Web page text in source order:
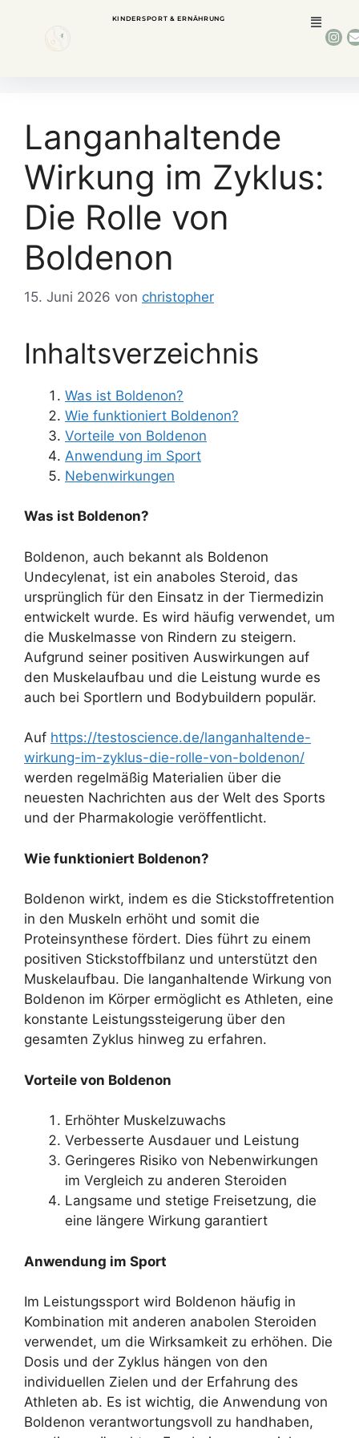
KINDERSPORT & ERNÄHRUNG
Langanhaltende
Wirkung im Zyklus:
Die Rolle von
Boldenon
15. Juni 2026 von christopher
Inhaltsverzeichnis
Was ist Boldenon?
Wie funktioniert Boldenon?
Vorteile von Boldenon
Anwendung im Sport
Nebenwirkungen
Was ist Boldenon?
Boldenon, auch bekannt als Boldenon
Undecylenat, ist ein anaboles Steroid, das
ursprünglich für den Einsatz in der Tiermedizin
entwickelt wurde. Es wird häufig verwendet, um
die Muskelmasse von Rindern zu steigern.
Aufgrund seiner positiven Auswirkungen auf
den Muskelaufbau und die Leistung wurde es
auch bei Sportlern und Bodybuildern populär.
Auf https://testoscience.de/langanhaltende-
wirkung-im-zyklus-die-rolle-von-boldenon/
werden regelmäßig Materialien über die
neuesten Nachrichten aus der Welt des Sports
und der Pharmakologie veröffentlicht.
Wie funktioniert Boldenon?
Boldenon wirkt, indem es die Stickstoffretention
in den Muskeln erhöht und somit die
Proteinsynthese fördert. Dies führt zu einem
positiven Stickstoffbilanz und unterstützt den
Muskelaufbau. Die langanhaltende Wirkung von
Boldenon im Körper ermöglicht es Athleten, eine
konstante Leistungssteigerung über den
gesamten Zyklus hinweg zu erfahren.
Vorteile von Boldenon
Erhöhter Muskelzuwachs
Verbesserte Ausdauer und Leistung
Geringeres Risiko von Nebenwirkungen
im Vergleich zu anderen Steroiden
Langsame und stetige Freisetzung, die
eine längere Wirkung garantiert
Anwendung im Sport
Im Leistungssport wird Boldenon häufig in
Kombination mit anderen anabolen Steroiden
verwendet, um die Wirksamkeit zu erhöhen. Die
Dosis und der Zyklus hängen von den
individuellen Zielen und der Erfahrung des
Athleten ab. Es ist wichtig, die Anwendung von
Boldenon verantwortungsvoll zu handhaben,